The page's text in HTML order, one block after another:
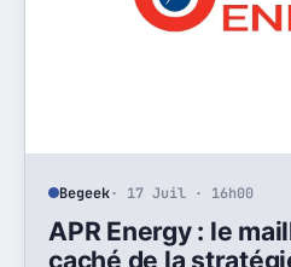
Begeek· 17 Juil · 16h00
APR Energy : le
caché de la